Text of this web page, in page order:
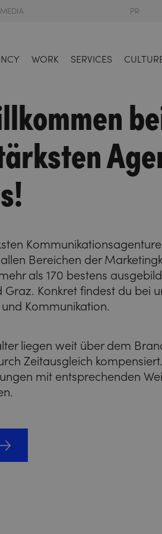
MEDIA PR
WORK SERVICES
Bereichen der
als 170 bestens
Graz. Konkret findest du bei
Kommunikation.
liegen weit über dem
Zeitausgleich
mit entsprechenden